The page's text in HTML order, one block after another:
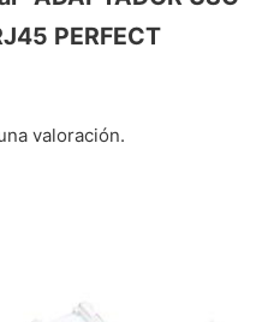
PERFECT
valoración.